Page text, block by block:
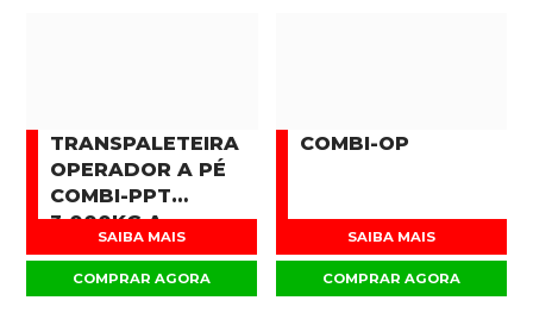
TRANSPALETEIRA
OPERADOR A PÉ
COMBI-PPT
3.000KG A
16.000KG
SAIBA MAIS
COMPRAR AGORA
COMBI-OP
SAIBA MAIS
COMPRAR AGORA